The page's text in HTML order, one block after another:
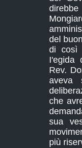
del
di così
I'egida
Rev.
aveva
che
sua
più